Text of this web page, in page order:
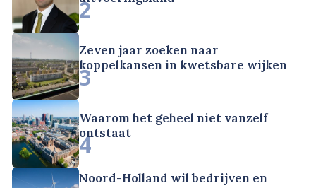
2
Zeven jaar zoeken naar
koppelkansen in kwetsbare wijken
3
Waarom het geheel niet vanzelf
ontstaat
4
Noord-Holland wil bedrijven en